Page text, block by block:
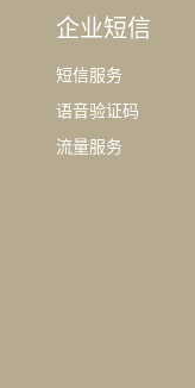
企业短信
短信服务
语音验证码
流量服务